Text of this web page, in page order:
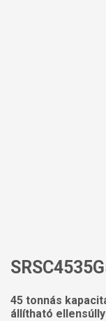
45 tonnás
állítható